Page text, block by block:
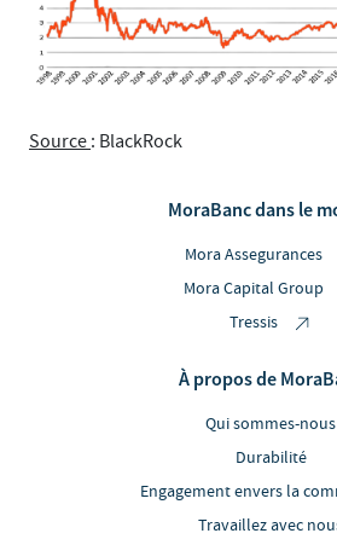
Source : BlackRock
MoraBanc dans le
Mora Assegurances
Mora Capital Group
Tressis
À propos de
Qui sommes-nous
Durabilité
Engagement envers la
Travaillez avec